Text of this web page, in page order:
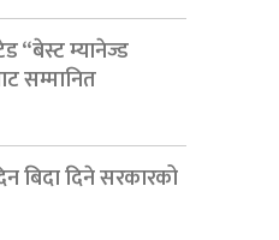
“बेस्ट म्यानेज्ड
सम्मानित
बिदा दिने सरकारको